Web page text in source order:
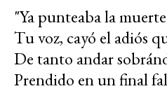
"Ya punteaba la
Tu voz, cayó el adiós
De tanto andar
Prendido en un final